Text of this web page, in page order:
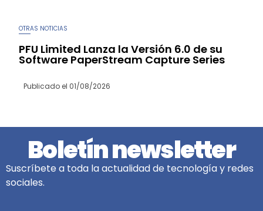
OTRAS NOTICIAS
PFU Limited Lanza la Versión 6.0 de su
Software PaperStream Capture Series
Publicado el 01/08/2026
Boletín newsletter
Suscríbete a toda la actualidad de tecnología y redes
sociales.